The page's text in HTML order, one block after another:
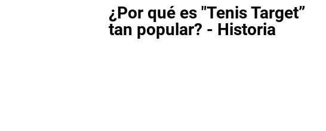
¿Por qué es "Tenis Target”
tan popular? - Historia